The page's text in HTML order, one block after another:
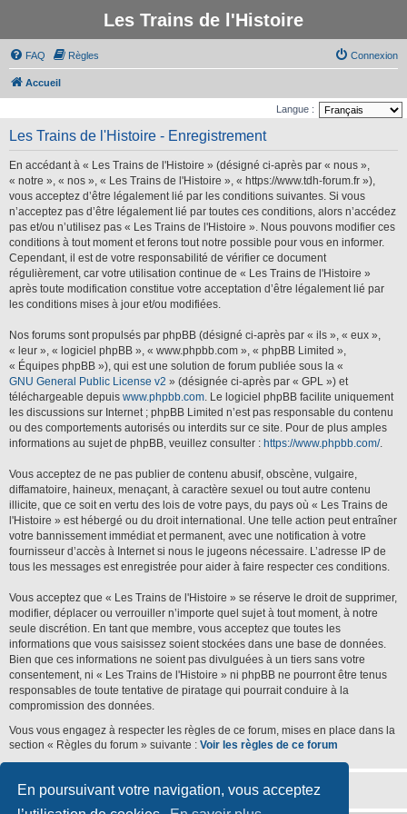
En poursuivant votre navigation, vous acceptez
Les Trains de l'Histoire
FAQ Règles Connexion
Accueil
Langue :
Les Trains de l'Histoire - Enregistrement
En accédant à « Les Trains de l'Histoire » (désigné ci-après par « nous »,
« notre », « nos », « Les Trains de l'Histoire », « https://www.tdh-forum.fr »),
vous acceptez d’être légalement lié par les conditions suivantes. Si vous
n’acceptez pas d’être légalement lié par toutes ces conditions, alors n’accédez
pas et/ou n’utilisez pas « Les Trains de l'Histoire ». Nous pouvons modifier ces
conditions à tout moment et ferons tout notre possible pour vous en informer.
Cependant, il est de votre responsabilité de vérifier ce document
régulièrement, car votre utilisation continue de « Les Trains de l'Histoire »
après toute modification constitue votre acceptation d’être légalement lié par
les conditions mises à jour et/ou modifiées.
Nos forums sont propulsés par phpBB (désigné ci-après par « ils », « eux »,
« leur », « logiciel phpBB », « www.phpbb.com », « phpBB Limited »,
« Équipes phpBB »), qui est une solution de forum publiée sous la «
GNU General Public License v2 » (désignée ci-après par « GPL ») et
téléchargeable depuis www.phpbb.com. Le logiciel phpBB facilite uniquement
les discussions sur Internet ; phpBB Limited n’est pas responsable du contenu
ou des comportements autorisés ou interdits sur ce site. Pour de plus amples
informations au sujet de phpBB, veuillez consulter : https://www.phpbb.com/.
Vous acceptez de ne pas publier de contenu abusif, obscène, vulgaire,
diffamatoire, haineux, menaçant, à caractère sexuel ou tout autre contenu
illicite, que ce soit en vertu des lois de votre pays, du pays où « Les Trains de
l'Histoire » est hébergé ou du droit international. Une telle action peut entraîner
votre bannissement immédiat et permanent, avec une notification à votre
fournisseur d’accès à Internet si nous le jugeons nécessaire. L’adresse IP de
tous les messages est enregistrée pour aider à faire respecter ces conditions.
Vous acceptez que « Les Trains de l'Histoire » se réserve le droit de supprimer,
modifier, déplacer ou verrouiller n’importe quel sujet à tout moment, à notre
seule discrétion. En tant que membre, vous acceptez que toutes les
informations que vous saisissez soient stockées dans une base de données.
Bien que ces informations ne soient pas divulguées à un tiers sans votre
consentement, ni « Les Trains de l'Histoire » ni phpBB ne pourront être tenus
responsables de toute tentative de piratage qui pourrait conduire à la
compromission des données.
Vous vous engagez à respecter les règles de ce forum, mises en place dans la
section « Règles du forum » suivante : Voir les règles de ce forum